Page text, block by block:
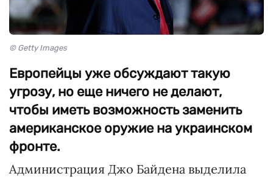
© Getty Images
Европейцы уже обсуждают такую
угрозу, но еще ничего не делают,
чтобы иметь возможность заменить
американское оружие на украинском
фронте.
Администрация Джо Байдена выделила